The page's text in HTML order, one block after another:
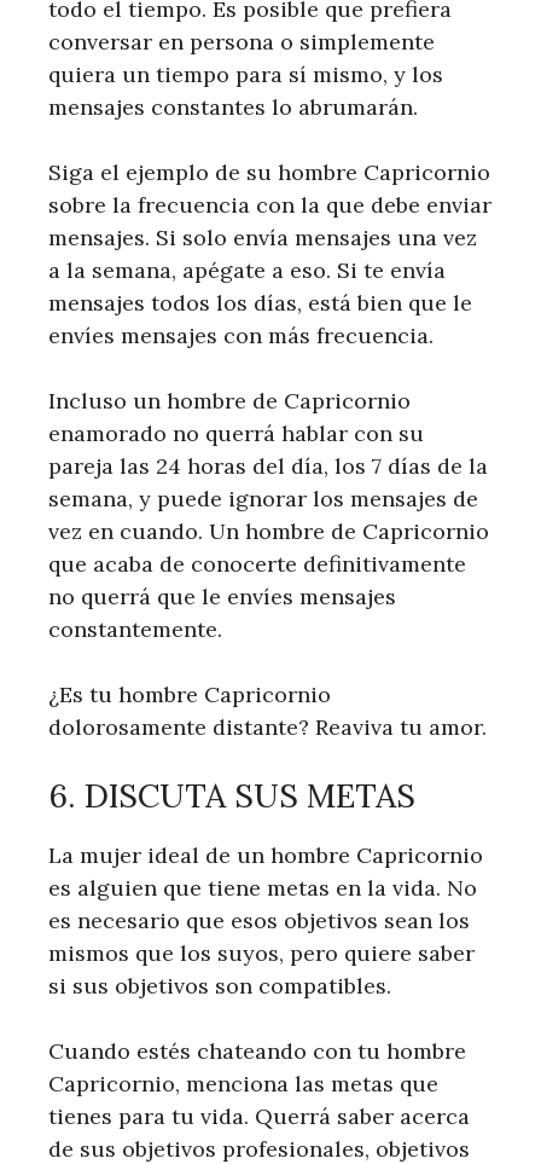
todo el tiempo. Es posible que prefiera
conversar en persona o simplemente
quiera un tiempo para sí mismo, y los
mensajes constantes lo abrumarán.
Siga el ejemplo de su hombre Capricornio
sobre la frecuencia con la que debe enviar
mensajes. Si solo envía mensajes una vez
a la semana, apégate a eso. Si te envía
mensajes todos los días, está bien que le
envíes mensajes con más frecuencia.
Incluso un hombre de Capricornio
enamorado no querrá hablar con su
pareja las 24 horas del día, los 7 días de la
semana, y puede ignorar los mensajes de
vez en cuando. Un hombre de Capricornio
que acaba de conocerte definitivamente
no querrá que le envíes mensajes
constantemente.
¿Es tu hombre Capricornio
dolorosamente distante? Reaviva tu amor.
6. DISCUTA SUS METAS
La mujer ideal de un hombre Capricornio
es alguien que tiene metas en la vida. No
es necesario que esos objetivos sean los
mismos que los suyos, pero quiere saber
si sus objetivos son compatibles.
Cuando estés chateando con tu hombre
Capricornio, menciona las metas que
tienes para tu vida. Querrá saber acerca
de sus objetivos profesionales, objetivos